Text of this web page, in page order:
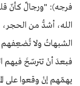
فرجه): "ورجالٌ كأنّ
الله، أشدُّ من الحجر،
الشبهاتُ ولا
فبعدَ أنْ تترسّخَ فيهم
يهمّهم إنْ وقعوا على